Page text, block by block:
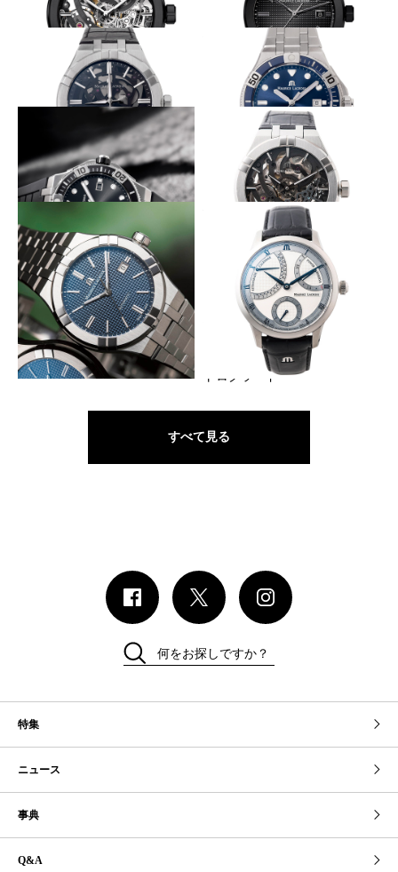
モダンな黒スケルトン
MAURICE LACROIX
アイコン オートマティック ス
ケルトン ブラック
初のフルブラック仕様
MAURICE LACROIX
アイコン オートマティック ブ
概念を覆す、時刻が読めない時計
MAURICE LACROIX
アイコン マーキュリー
ブレスとラバーの付け替え自在
MAURICE LACROIX
アイコン ベンチュラー
MAURICE LACROIX
アイコン ベンチュラー
傑作ムーブを自動巻き化
MAURICE LACROIX
アイコン オートマティック ス
ケルトン
ラグジュアリーな外観を身近にする
MAURICE LACROIX
アイコン オートマティック
ブランドを象徴するカレンダー表示
MAURICE LACROIX
マスターピース カレンダー レ
トログラード
すべて見る
特集
ニュース
事典
Q&A
何をお探しですか？